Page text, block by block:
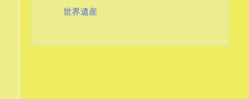
世界遺産